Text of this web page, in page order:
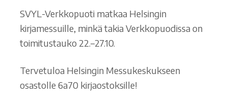
SVYL-Verkkopuoti matkaa Helsingin
kirjamessuille, minkä takia Verkkopuodissa on
toimitustauko 22.–27.10.
Tervetuloa Helsingin Messukeskukseen
osastolle 6a70 kirjaostoksille!